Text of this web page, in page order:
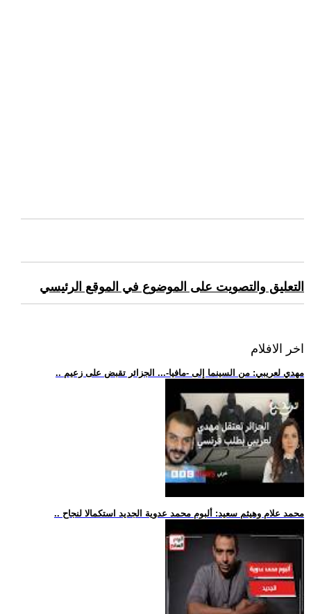
التعليق والتصويت على الموضوع في الموقع الرئيسي
اخر الافلام
.. مهدي لعريبي: من السينما إلى -مافيا-... الجزائر تقبض على زعيم
.. محمد علام وهيثم سعيد: ألبوم محمد عدوية الجديد استكمالا لنجاح